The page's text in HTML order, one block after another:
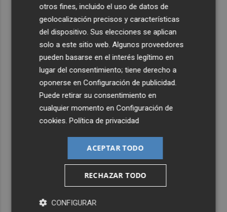
otros fines, incluido el uso de datos de
geolocalización precisos y características
del dispositivo. Sus elecciones se aplican
solo a este sitio web. Algunos proveedores
pueden basarse en el interés legítimo en
lugar del consentimiento; tiene derecho a
oponerse enConfiguración de publicidad.
Puede retirar su consentimiento en
cualquier momento enConfiguración de
cookies.Política de privacidad
ACEPTAR TODO
RECHAZAR TODO
CONFIGURAR